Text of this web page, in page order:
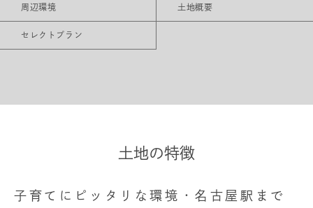
周辺環境 土地概要
セレクトプラン
土地の特徴
子育てにピッタリな環境・名古屋駅まで